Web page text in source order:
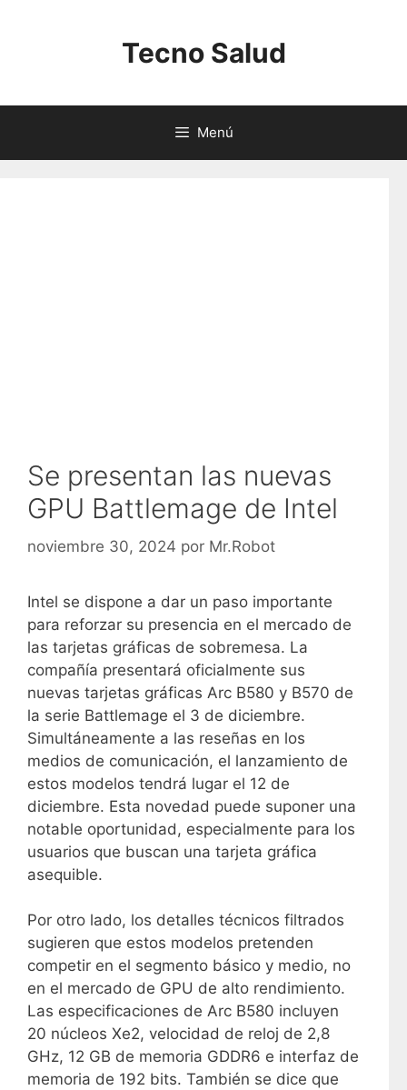
Tecno Salud
Menú
Se presentan las nuevas
GPU Battlemage de Intel
noviembre 30, 2024 por Mr.Robot
Intel se dispone a dar un paso importante
para reforzar su presencia en el mercado de
las tarjetas gráficas de sobremesa. La
compañía presentará oficialmente sus
nuevas tarjetas gráficas Arc B580 y B570 de
la serie Battlemage el 3 de diciembre.
Simultáneamente a las reseñas en los
medios de comunicación, el lanzamiento de
estos modelos tendrá lugar el 12 de
diciembre. Esta novedad puede suponer una
notable oportunidad, especialmente para los
usuarios que buscan una tarjeta gráfica
asequible.
Por otro lado, los detalles técnicos filtrados
sugieren que estos modelos pretenden
competir en el segmento básico y medio, no
en el mercado de GPU de alto rendimiento.
Las especificaciones de Arc B580 incluyen
20 núcleos Xe2, velocidad de reloj de 2,8
GHz, 12 GB de memoria GDDR6 e interfaz de
memoria de 192 bits. También se dice que